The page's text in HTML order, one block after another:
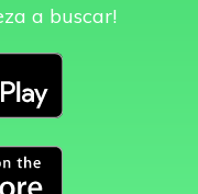
a buscar!